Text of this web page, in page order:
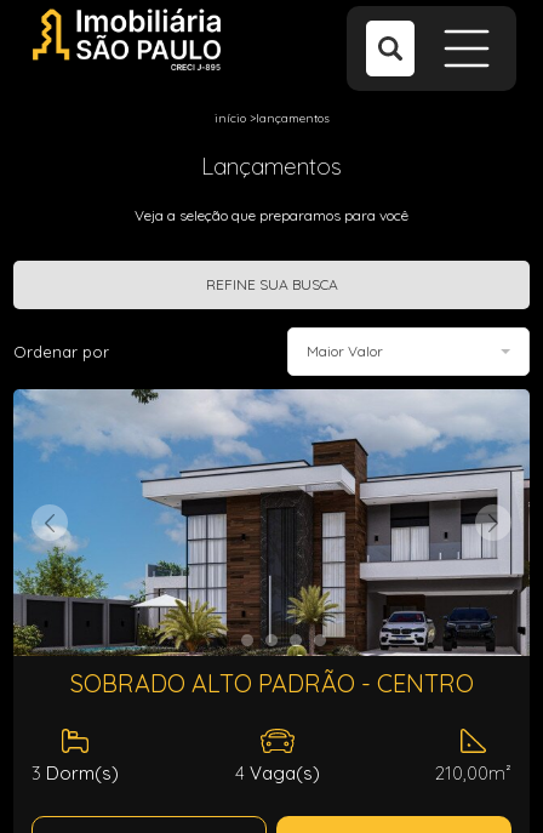
início>lançamentos
Lançamentos
Veja a seleção que preparamos para você
REFINE SUA BUSCA
Ordenar por Maior Valor
SOBRADO ALTO PADRÃO - CENTRO
3 Dorm(s) 4 Vaga(s) 210,00m²